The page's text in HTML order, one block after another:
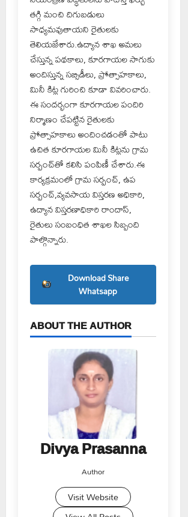
తగ్గి మంచి దిగుబడులు
సాధ్యమవుతాయని రైతులకు
తెలియజేశారు.ఉద్యాన శాఖ అమలు
చేస్తున్న పథకాలు, కూరగాయల సాగుకు
అందిస్తున్న సబ్సిడీలు, ప్రోత్సాహకాలు,
మినీ కిట్ల గురించి కూడా వివరించారు.
ఈ సందర్భంగా కూరగాయల పందిరి
నిర్మాణం చేపట్టిన రైతులకు
ప్రోత్సాహకాలు అందించడంతో పాటు
ఉచిత కూరగాయల మినీ కిట్లను గ్రామ
సర్పంచ్‌తో కలిసి పంపిణీ చేశారు.ఈ
కార్యక్రమంలో గ్రామ సర్పంచ్, ఉప
సర్పంచ్,వ్యవసాయ విస్తరణ అధికారి,
ఉద్యాన విస్తరణాధికారి రాందాస్,
రైతులు సంబంధిత శాఖల సిబ్బంది
పాల్గొన్నారు.
Download Share
Whatsapp
ABOUT THE AUTHOR
Divya Prasanna
Author
Visit Website